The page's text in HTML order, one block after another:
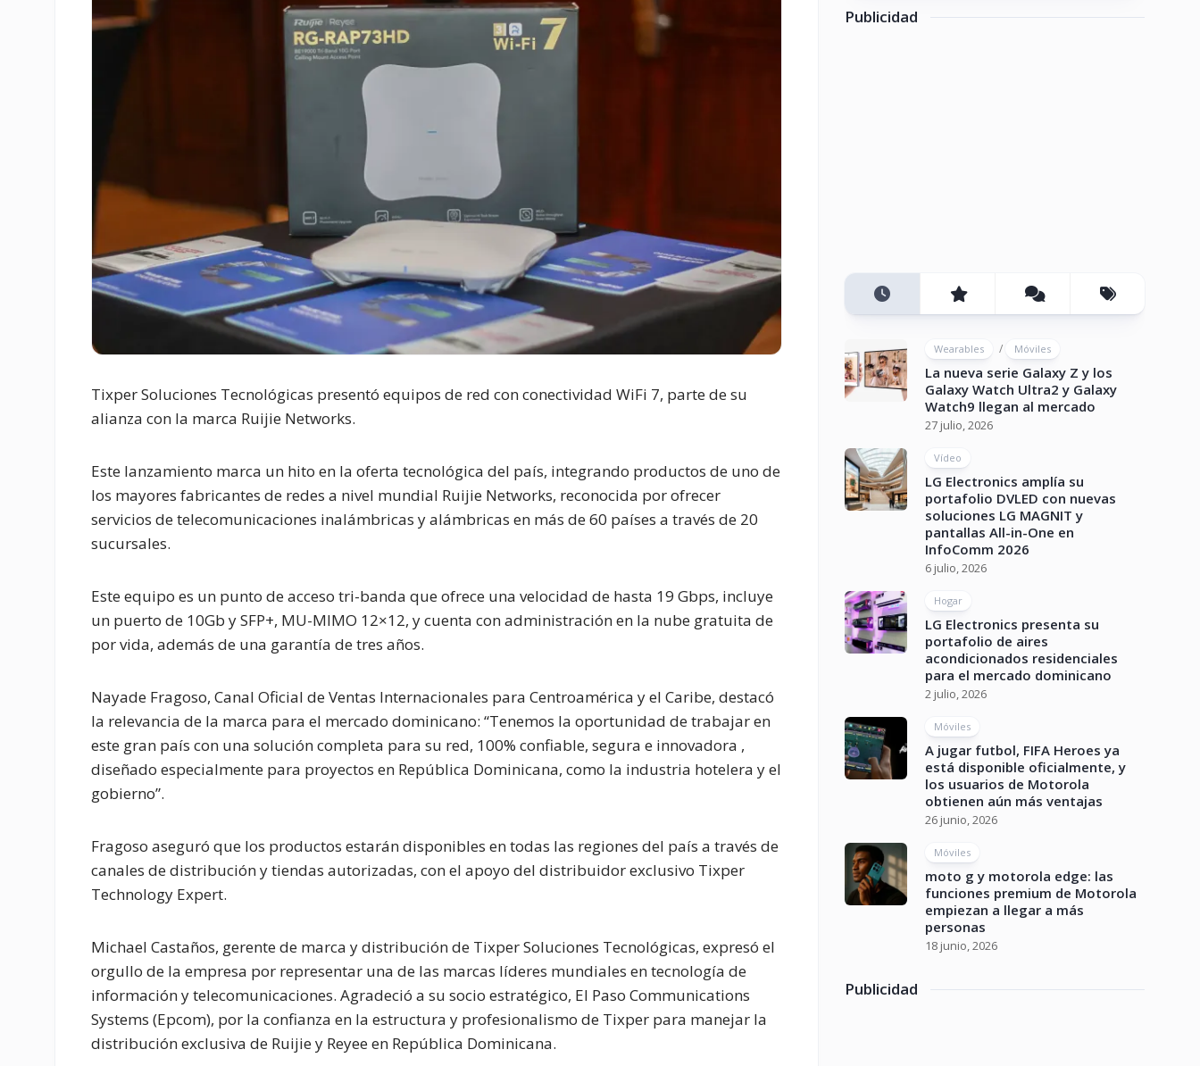
Tixper Soluciones Tecnológicas presentó equipos de red con conectividad WiFi 7, parte de su
alianza con la marca Ruijie Networks.
Este lanzamiento marca un hito en la oferta tecnológica del país, integrando productos de uno de
los mayores fabricantes de redes a nivel mundial Ruijie Networks, reconocida por ofrecer
servicios de telecomunicaciones inalámbricas y alámbricas en más de 60 países a través de 20
sucursales.
Este equipo es un punto de acceso tri-banda que ofrece una velocidad de hasta 19 Gbps, incluye
un puerto de 10Gb y SFP+, MU-MIMO 12×12, y cuenta con administración en la nube gratuita de
por vida, además de una garantía de tres años.
Nayade Fragoso, Canal Oficial de Ventas Internacionales para Centroamérica y el Caribe, destacó
la relevancia de la marca para el mercado dominicano: “Tenemos la oportunidad de trabajar en
este gran país con una solución completa para su red, 100% confiable, segura e innovadora ,
diseñado especialmente para proyectos en República Dominicana, como la industria hotelera y el
gobierno”.
Fragoso aseguró que los productos estarán disponibles en todas las regiones del país a través de
canales de distribución y tiendas autorizadas, con el apoyo del distribuidor exclusivo Tixper
Technology Expert.
Michael Castaños, gerente de marca y distribución de Tixper Soluciones Tecnológicas, expresó el
orgullo de la empresa por representar una de las marcas líderes mundiales en tecnología de
información y telecomunicaciones. Agradeció a su socio estratégico, El Paso Communications
Systems (Epcom), por la confianza en la estructura y profesionalismo de Tixper para manejar la
distribución exclusiva de Ruijie y Reyee en República Dominicana.
Publicidad
Wearables / Móviles
La nueva serie Galaxy Z y los
Galaxy Watch Ultra2 y Galaxy
Watch9 llegan al mercado
27 julio, 2026
Vídeo
LG Electronics amplía su
portafolio DVLED con nuevas
soluciones LG MAGNIT y
pantallas All-in-One en
InfoComm 2026
6 julio, 2026
Hogar
LG Electronics presenta su
portafolio de aires
acondicionados residenciales
para el mercado dominicano
2 julio, 2026
Móviles
A jugar futbol, FIFA Heroes ya
está disponible oficialmente, y
los usuarios de Motorola
obtienen aún más ventajas
26 junio, 2026
Móviles
moto g y motorola edge: las
funciones premium de Motorola
empiezan a llegar a más
personas
18 junio, 2026
Publicidad